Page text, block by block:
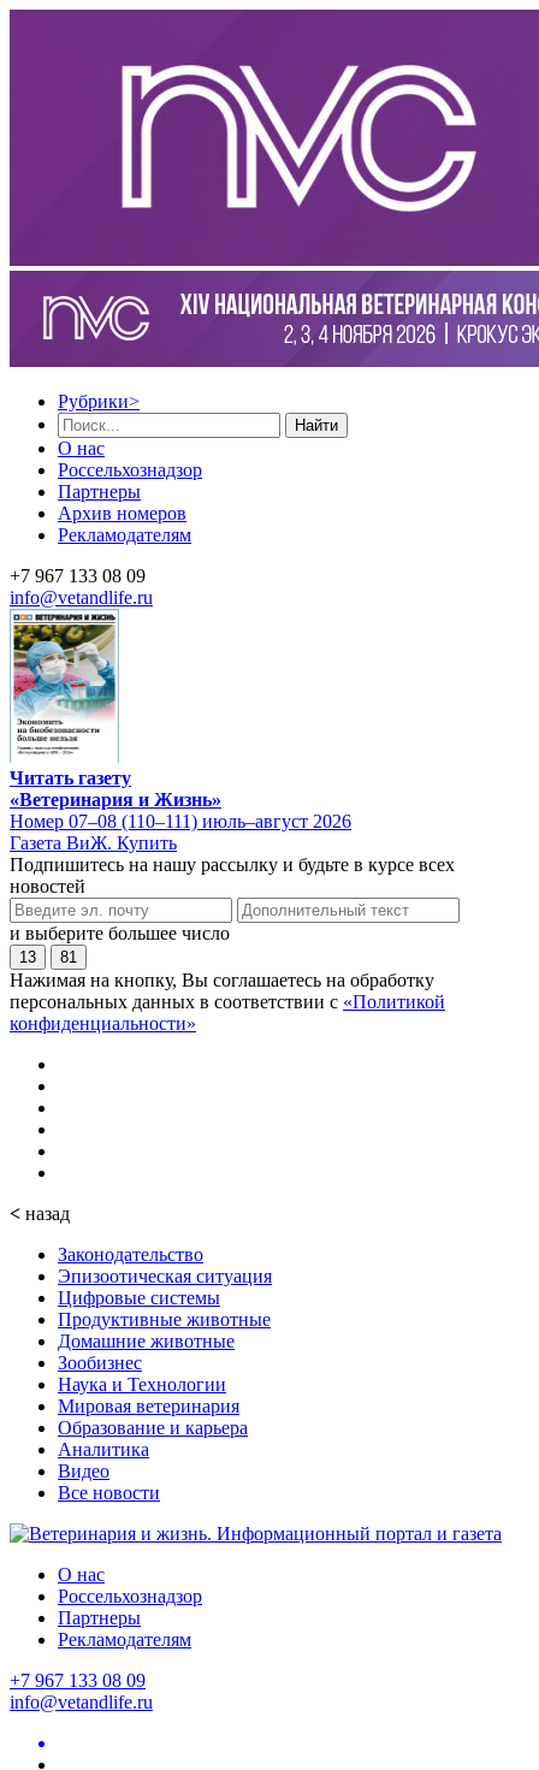
Рубрики>
Найти
О нас
Россельхознадзор
Партнеры
Архив номеров
Рекламодателям
+7 967 133 08 09
info@vetandlife.ru
Читать газету
«Ветеринария и Жизнь»
Номер 07–08 (110–111) июль–август 2026
Газета ВиЖ. Купить
Подпишитесь на нашу рассылку и будьте в курсе всех
новостей
и выберите большее число
13 81
Нажимая на кнопку, Вы соглашаетесь на обработку
персональных данных в соответствии с «Политикой
конфиденциальности»
< назад
Законодательство
Эпизоотическая ситуация
Цифровые системы
Продуктивные животные
Домашние животные
Зообизнес
Наука и Технологии
Мировая ветеринария
Образование и карьера
Аналитика
Видео
Все новости
О нас
Россельхознадзор
Партнеры
Рекламодателям
+7 967 133 08 09
info@vetandlife.ru